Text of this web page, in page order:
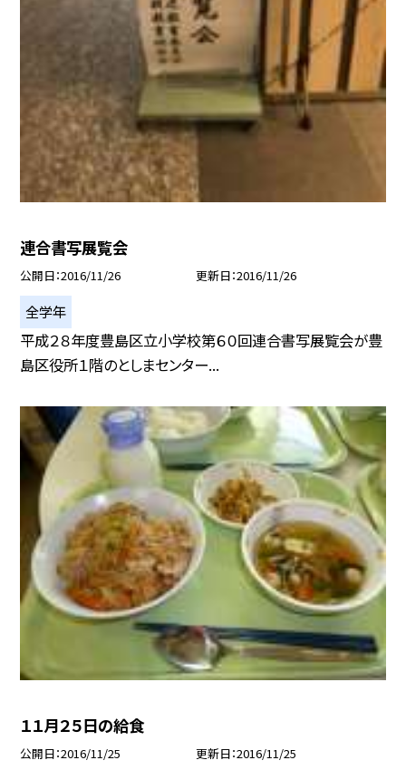
連合書写展覧会
公開日 2016/11/26 更新日 2016/11/26
全学年
平成２８年度豊島区立小学校第６０回連合書写展覧会が豊
島区役所１階のとしまセンター...
１１月２５日の給食
公開日 2016/11/25 更新日 2016/11/25